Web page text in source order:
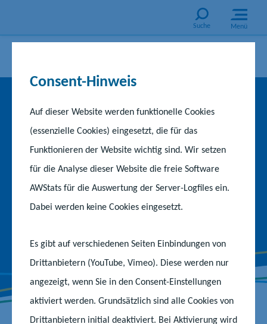
Consent-Hinweis
Auf dieser Website werden funktionelle Cookies
(essenzielle Cookies) eingesetzt, die für das
Funktionieren der Website wichtig sind. Wir setzen
für die Analyse dieser Website die freie Software
AWStats für die Auswertung der Server-Logfiles ein.
Dabei werden keine Cookies eingesetzt.
Es gibt auf verschiedenen Seiten Einbindungen von
Drittanbietern (YouTube, Vimeo). Diese werden nur
angezeigt, wenn Sie in den Consent-Einstellungen
aktiviert werden. Grundsätzlich sind alle Cookies von
Drittanbietern initial deaktiviert. Bei Aktivierung wird
Suche Menü
Aktuelles
Innenhof
EinBlick in die
Landesregierung: Großes
Familienfest im Marstall-